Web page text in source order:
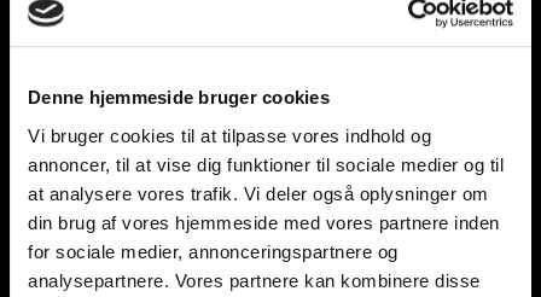
Denne hjemmeside bruger cookies
Vi bruger cookies til at tilpasse vores indhold og
annoncer, til at vise dig funktioner til sociale medier og til
at analysere vores trafik. Vi deler også oplysninger om
din brug af vores hjemmeside med vores partnere inden
for sociale medier, annonceringspartnere og
analysepartnere. Vores partnere kan kombinere disse
10/05/2023
SIK HÅNDBOLD BLIVER NY
SAMARBEJDSKLUB I BJERRINGBRO-
SILKEBORG
Bjerringbro-Silkeborg Håndbold byder SIK Håndbold fra
Viborg velkommen som ny samarbejdsklub. ”Vi er rigtig glade
for, at en så stor klub som SIK Håndbold kan
06/04/2023